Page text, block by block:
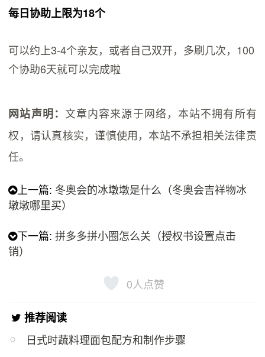
每日协助上限为18个
可以约上3-4个亲友，或者自己双开，多刷几次，100
个协助6天就可以完成啦
网站声明： 文章内容来源于网络，本站不拥有所有
权，请认真核实，谨慎使用，本站不承担相关法律责
任。
上一篇: 冬奥会的冰墩墩是什么（冬奥会吉祥物冰
墩墩哪里买）
下一篇:拼多多拼小圈怎么关（授权书设置点击
销）
0人点赞
推荐阅读
日式时蔬料理面包配方和制作步骤